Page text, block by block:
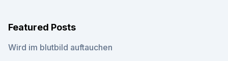
Featured Posts
Wird im blutbild auftauchen